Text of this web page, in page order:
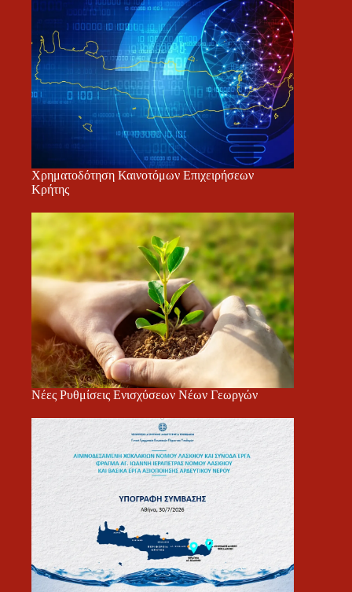
Χρηματοδότηση Καινοτόμων Επιχειρήσεων
Κρήτης
Νέες Ρυθμίσεις Ενισχύσεων Νέων Γεωργών